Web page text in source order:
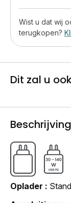
Wist u dat wij
terugkopen?
Dit zal u
Oplader